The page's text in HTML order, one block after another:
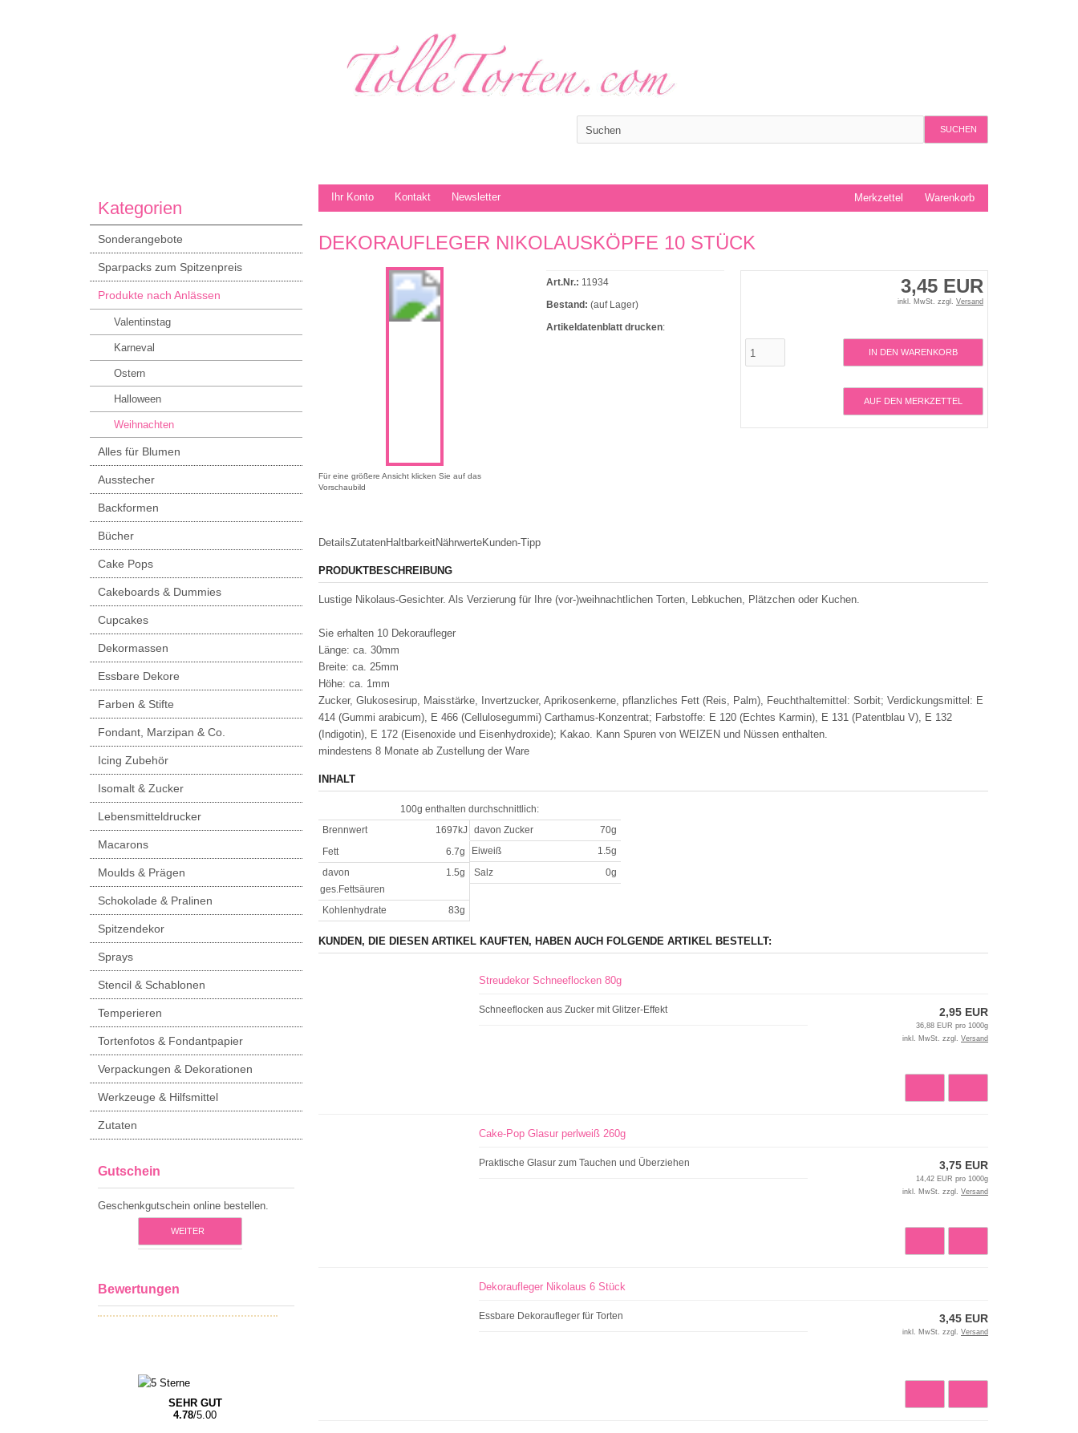
SUCHEN
Ihr Konto Kontakt Newsletter Warenkorb
Merkzettel
DEKORAUFLEGER NIKOLAUSKÖPFE 10 STÜCK
Für eine größere Ansicht klicken Sie auf das
Vorschaubild
3,45 EUR
inkl. MwSt. zzgl. Versand
IN DEN WARENKORB
AUF DEN MERKZETTEL
Art.Nr.: 11934
Bestand: (auf Lager)
Artikeldatenblatt drucken:
DetailsZutatenHaltbarkeitNährwerteKunden-Tipp
PRODUKTBESCHREIBUNG
Lustige Nikolaus-Gesichter. Als Verzierung für Ihre (vor-)weihnachtlichen Torten, Lebkuchen, Plätzchen oder Kuchen.
Sie erhalten 10 Dekoraufleger
Länge: ca. 30mm
Breite: ca. 25mm
Höhe: ca. 1mm
Zucker, Glukosesirup, Maisstärke, Invertzucker, Aprikosenkerne, pflanzliches Fett (Reis, Palm), Feuchthaltemittel: Sorbit; Verdickungsmittel: E
414 (Gummi arabicum), E 466 (Cellulosegummi) Carthamus-Konzentrat; Farbstoffe: E 120 (Echtes Karmin), E 131 (Patentblau V), E 132
(Indigotin), E 172 (Eisenoxide und Eisenhydroxide); Kakao. Kann Spuren von WEIZEN und Nüssen enthalten.
mindestens 8 Monate ab Zustellung der Ware
INHALT
100g enthalten durchschnittlich:
Brennwert
1697kJ davon Zucker
70g
Fett
6.7g Eiweiß
1.5g
davon
ges.Fettsäuren
1.5g Salz 0g
Kohlenhydrate 83g
KUNDEN, DIE DIESEN ARTIKEL KAUFTEN, HABEN AUCH FOLGENDE ARTIKEL BESTELLT:
Streudekor Schneeflocken 80g
Schneeflocken aus Zucker mit Glitzer-Effekt 2,95 EUR
36,88 EUR pro 1000g
inkl. MwSt. zzgl. Versand
Cake-Pop Glasur perlweiß 260g
Praktische Glasur zum Tauchen und Überziehen 3,75 EUR
14,42 EUR pro 1000g
inkl. MwSt. zzgl. Versand
Dekoraufleger Nikolaus 6 Stück
Essbare Dekoraufleger für Torten 3,45 EUR
inkl. MwSt. zzgl. Versand
Kategorien
Sonderangebote
Sparpacks zum Spitzenpreis
Produkte nach Anlässen
Valentinstag
Karneval
Ostern
Halloween
Weihnachten
Alles für Blumen
Ausstecher
Backformen
Bücher
Cake Pops
Cakeboards & Dummies
Cupcakes
Dekormassen
Essbare Dekore
Farben & Stifte
Fondant, Marzipan & Co.
Icing Zubehör
Isomalt & Zucker
Lebensmitteldrucker
Macarons
Moulds & Prägen
Schokolade & Pralinen
Spitzendekor
Sprays
Stencil & Schablonen
Temperieren
Tortenfotos & Fondantpapier
Verpackungen & Dekorationen
Werkzeuge & Hilfsmittel
Zutaten
Gutschein
Geschenkgutschein online bestellen.
WEITER
Bewertungen
SEHR GUT
4.78/5.00